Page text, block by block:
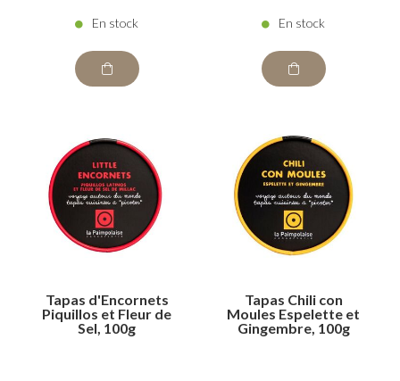
En stock En stock
Tapas d'Encornets
Piquillos et Fleur de
Sel, 100g
Tapas Chili con
Moules Espelette et
Gingembre, 100g